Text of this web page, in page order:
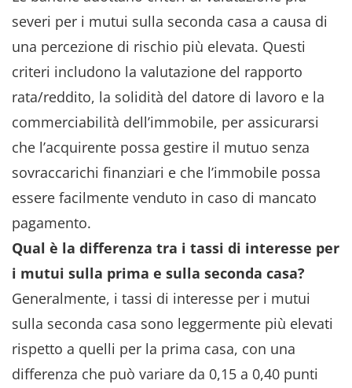
severi per i mutui sulla seconda casa a causa di
una percezione di rischio più elevata. Questi
criteri includono la valutazione del rapporto
rata/reddito, la solidità del datore di lavoro e la
commerciabilità dell’immobile, per assicurarsi
che l’acquirente possa gestire il mutuo senza
sovraccarichi finanziari e che l’immobile possa
essere facilmente venduto in caso di mancato
pagamento.
Qual è la differenza tra i tassi di interesse per
i mutui sulla prima e sulla seconda casa?
Generalmente, i tassi di interesse per i mutui
sulla seconda casa sono leggermente più elevati
rispetto a quelli per la prima casa, con una
differenza che può variare da 0,15 a 0,40 punti